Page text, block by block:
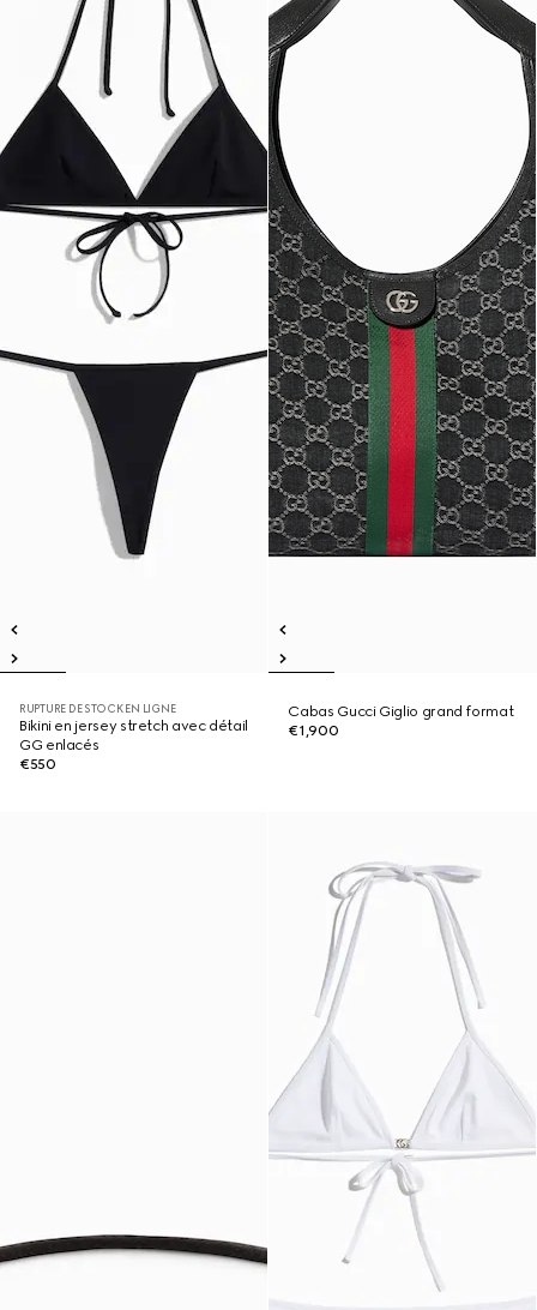
RUPTURE DE STOCK EN LIGNE
Bikini en jersey stretch avec détail
GG enlacés
€550
Cabas Gucci Giglio grand format
€1,900